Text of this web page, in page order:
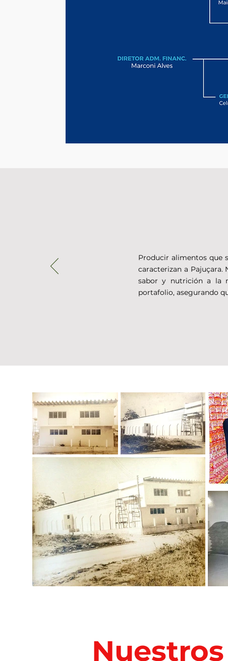
Producir alimentos que
caracterizan a
sabor y nutrición a la
portafolio, asegurando